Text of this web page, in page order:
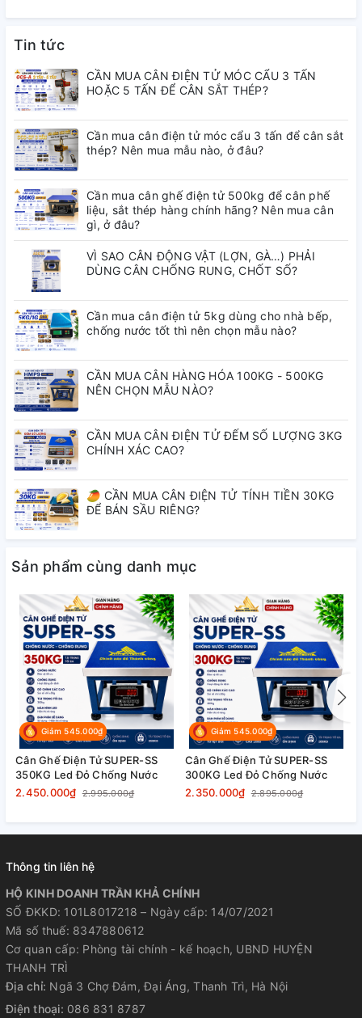
số nhanh, giúp cố định kết quả cân ngay
cả khi vật còn dao động, phù hợp cho môi
trường cân thực tế như chợ, kho hàng.
– Thiết kế chống nước, giúp cân hoạt
động bền bỉ trong môi trường ẩm ướt như
khu vực hải sản, nông sản hoặc kho hàng.
– Màn hình LED đỏ hiển thị rõ nét, dễ nhìn
trong điều kiện ánh sáng mạnh hoặc môi
trường thiếu sáng, hỗ trợ thao tác nhanh
và chính xác.
⚙️ THÔNG SỐ KỸ THUẬT
– Thương hiệu: CÂN HOÀNG MINH PHÁT
– Loại cân: Cân ghế điện tử
– Tải trọng tối đa: 300kg
– Sai số: 50g
Tin tức
CẦN MUA CÂN ĐIỆN TỬ MÓC CẨU 3 TẤN
HOẶC 5 TẤN ĐỂ CÂN SẮT THÉP?
Cần mua cân điện tử móc cẩu 3 tấn để cân sắt
thép? Nên mua mẫu nào, ở đâu?
Cần mua cân ghế điện tử 500kg để cân phế
liệu, sắt thép hàng chính hãng? Nên mua cân
gì, ở đâu?
VÌ SAO CÂN ĐỘNG VẬT (LỢN, GÀ…) PHẢI
DÙNG CÂN CHỐNG RUNG, CHỐT SỐ?
Cần mua cân điện tử 5kg dùng cho nhà bếp,
chống nước tốt thì nên chọn mẫu nào?
CẦN MUA CÂN HÀNG HÓA 100KG - 500KG
NÊN CHỌN MẪU NÀO?
CẦN MUA CÂN ĐIỆN TỬ ĐẾM SỐ LƯỢNG 3KG
CHÍNH XÁC CAO?
🥭 CẦN MUA CÂN ĐIỆN TỬ TÍNH TIỀN 30KG
ĐỂ BÁN SẦU RIÊNG?
Sản phẩm cùng danh mục
Giảm 545.000₫
Cân Ghế Điện Tử SUPER-SS
350KG Led Đỏ Chống Nước
2.450.000₫ 2.995.000₫
Giảm 545.000₫
Cân Ghế Điện Tử SUPER-SS
300KG Led Đỏ Chống Nước
2.350.000₫ 2.895.000₫
Thông tin liên hệ
HỘ KINH DOANH TRẦN KHẢ CHÍNH
SỐ ĐKKD: 101L8017218 – Ngày cấp: 14/07/2021
Mã số thuế: 8347880612
Cơ quan cấp: Phòng tài chính - kế hoạch, UBND HUYỆN
THANH TRÌ
Địa chỉ: Ngã 3 Chợ Đám, Đại Áng, Thanh Trì, Hà Nội
Điện thoại: 086 831 8787